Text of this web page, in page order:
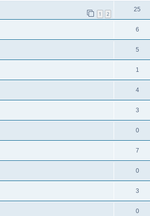
1 2
25
6
5
1
4
3
0
7
0
3
0